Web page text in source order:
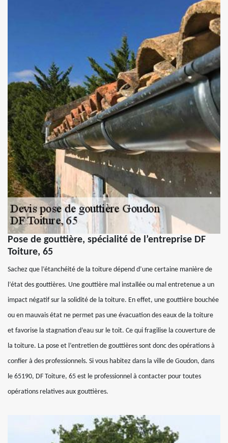
Pose de gouttière, spécialité de l’entreprise DF
Toiture, 65
Sachez que l’étanchéité de la toiture dépend d’une certaine manière de
l’état des gouttières. Une gouttière mal installée ou mal entretenue a un
impact négatif sur la solidité de la toiture. En effet, une gouttière bouchée
ou en mauvais état ne permet pas une évacuation des eaux de la toiture
et favorise la stagnation d’eau sur le toit. Ce qui fragilise la couverture de
la toiture. La pose et l’entretien de gouttières sont donc des opérations à
confier à des professionnels. Si vous habitez dans la ville de Goudon, dans
le 65190, DF Toiture, 65 est le professionnel à contacter pour toutes
opérations relatives aux gouttières.